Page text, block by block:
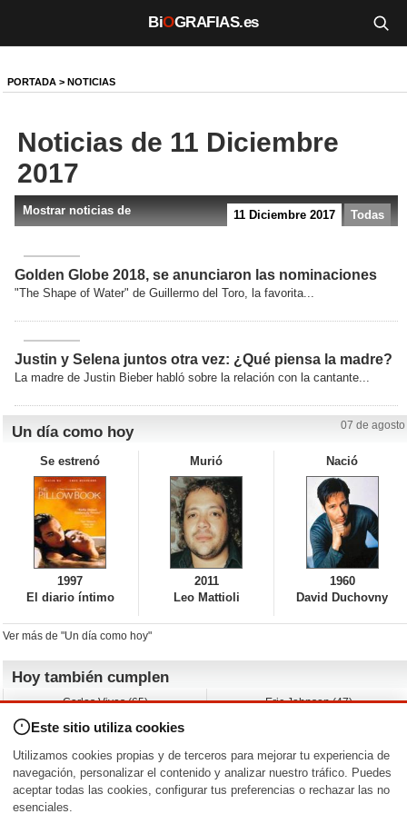
BiOGRAFIAS.es
TV
Un día como hoy
Videos
Noticias
Iniciar sesión Crear cuenta
PORTADA > NOTICIAS
Noticias de 11 Diciembre
2017
Mostrar noticias de Todas
11 Diciembre 2017
Golden Globe 2018, se anunciaron las nominaciones
"The Shape of Water" de Guillermo del Toro, la favorita...
Justin y Selena juntos otra vez: ¿Qué piensa la madre?
La madre de Justin Bieber habló sobre la relación con la cantante...
Un día como hoy 07 de agosto
Se estrenó
1997
El diario íntimo
Murió
2011
Leo Mattioli
Nació
1960
David Duchovny
Ver más de "Un día como hoy"
Hoy también cumplen
Carlos Vives (65)
Nicholas Ray (-)
Charlize Theron (51)
Maggie Wheeler (65)
Eric Johnson (47)
Wayne Knight (71)
Michael Shannon (52)
Nacimientos y estrenos en la fecha
Este sitio utiliza cookies
Utilizamos cookies propias y de terceros para mejorar tu experiencia de
navegación, personalizar el contenido y analizar nuestro tráfico. Puedes
aceptar todas las cookies, configurar tus preferencias o rechazar las no
esenciales.